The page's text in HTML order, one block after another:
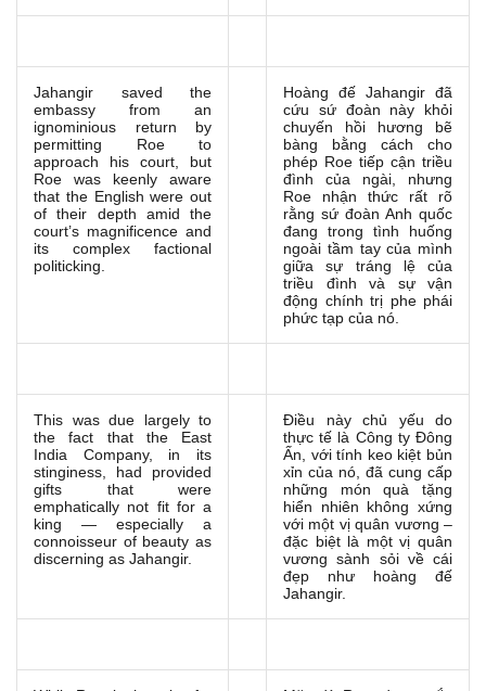
Jahangir saved the
embassy from an
ignominious return by
permitting Roe to
approach his court, but
Roe was keenly aware
that the English were out
of their depth amid the
court’s magnificence and
its complex factional
politicking.
Hoàng đế Jahangir đã
cứu sứ đoàn này khỏi
chuyến hồi hương bẽ
bàng bằng cách cho
phép Roe tiếp cận triều
đình của ngài, nhưng
Roe nhận thức rất rõ
rằng sứ đoàn Anh quốc
đang trong tình huống
ngoài tầm tay của mình
giữa sự tráng lệ của
triều đình và sự vận
động chính trị phe phái
phức tạp của nó.
This was due largely to
the fact that the East
India Company, in its
stinginess, had provided
gifts that were
emphatically not fit for a
king — especially a
connoisseur of beauty as
discerning as Jahangir.
Điều này chủ yếu do
thực tế là Công ty Đông
Ấn, với tính keo kiệt bủn
xỉn của nó, đã cung cấp
những món quà tặng
hiển nhiên không xứng
với một vị quân vương –
đặc biệt là một vị quân
vương sành sỏi về cái
đẹp như hoàng đế
Jahangir.